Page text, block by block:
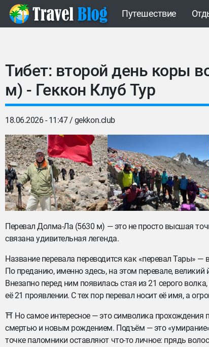
Путешествие
Тибет: второй день коры
м) - Геккон Клуб Тур
18.06.2026 - 11:47 / gekkon.club
Перевал Долма-Ла (5630 м) — это не просто высшая
связана удивительная легенда.
Название перевала переводится как «перевал Тары»
По преданию, именно здесь, на этом перевале, великий
Внезапно перед ним появилась стая из 21 серого
её 21 проявлении. С тех пор перевал носит её имя, а
⛩ Но самое интересное — это символика прохождения
смертью и новым рождением. Подъём — это
точке паломники оставляют что-то личное: прядь